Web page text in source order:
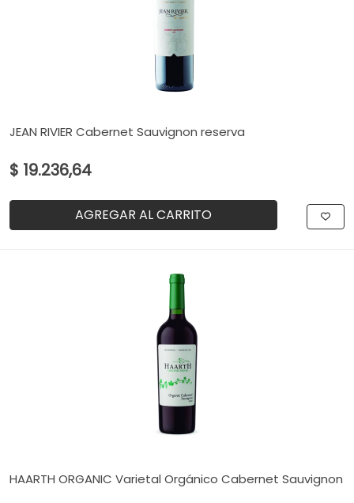
JEAN RIVIER Cabernet Sauvignon reserva
$ 19.236,64
AGREGAR AL CARRITO
HAARTH ORGANIC Varietal Orgánico Cabernet Sauvignon